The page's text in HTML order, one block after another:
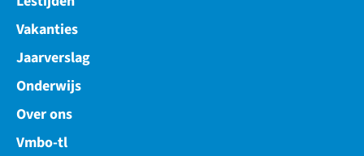
Vakanties
Jaarverslag
Onderwijs
Over ons
Vmbo-tl